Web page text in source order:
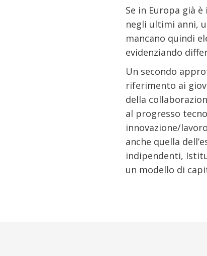
Se in Europa già
negli ultimi anni,
mancano quindi
evidenziando
Un secondo
riferimento ai
della
al progresso
innovazione/
anche quella
indipendenti,
un modello di